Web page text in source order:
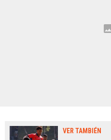
VER TAMBIÉN